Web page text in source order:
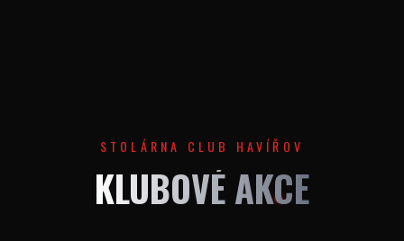
STOLÁRNA CLUB HAVÍŘOV
KLUBOVÉ AKCE